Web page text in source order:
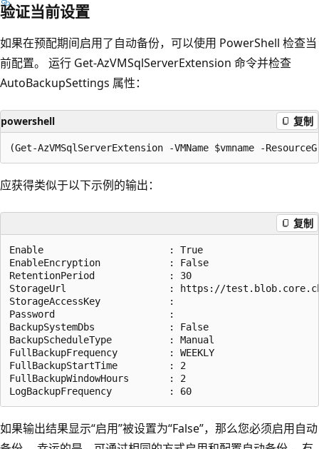
验证当前设置
如果在预配期间启用了自动备份，可以使用 PowerShell 检查当
前配置。 运行 Get-AzVMSqlServerExtension 命令并检查
AutoBackupSettings 属性：
powershell 复制
应获得类似于以下示例的输出：
复制
Enable                      : True
EnableEncryption            : False
RetentionPeriod             : 30
StorageUrl                  : https://
StorageAccessKey            :
Password                    :
BackupSystemDbs             : False
BackupScheduleType          : Manual
FullBackupFrequency         : WEEKLY
FullBackupStartTime         : 2
FullBackupWindowHours       : 2
如果输出结果显示“启用”被设置为“False”，那么您必须启用自动